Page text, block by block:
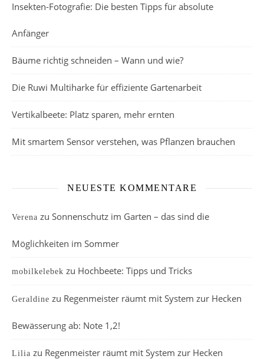
Insekten-Fotografie: Die besten Tipps für absolute
Anfänger
Bäume richtig schneiden – Wann und wie?
Die Ruwi Multiharke für effiziente Gartenarbeit
Vertikalbeete: Platz sparen, mehr ernten
Mit smartem Sensor verstehen, was Pflanzen brauchen
NEUESTE KOMMENTARE
Verena zu Sonnenschutz im Garten – das sind die
Möglichkeiten im Sommer
mobilkelebek zu Hochbeete: Tipps und Tricks
Geraldine zu Regenmeister räumt mit System zur Hecken
Bewässerung ab: Note 1,2!
Lilia zu Regenmeister räumt mit System zur Hecken